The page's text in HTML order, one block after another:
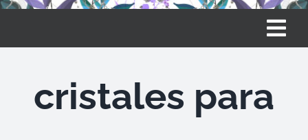
cristales para